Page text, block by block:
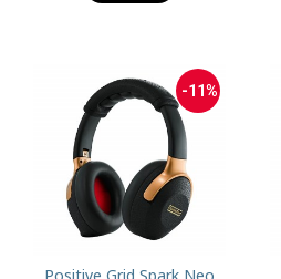
-11%
Positive Grid Spark Neo